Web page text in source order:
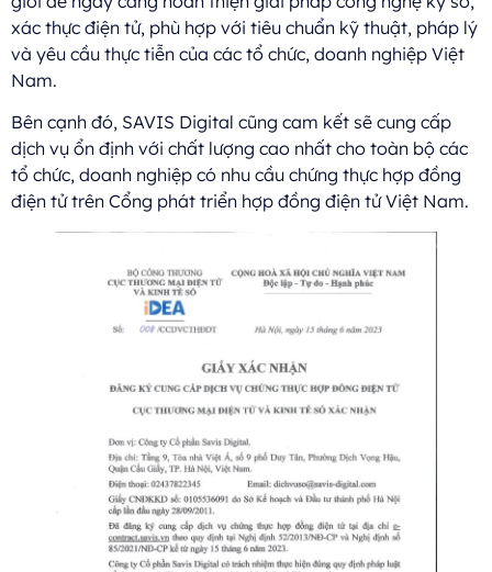
xác thực điện tử, phù hợp với tiêu chuẩn kỹ thuật, pháp lý
và yêu cầu thực tiễn của các tổ chức, doanh nghiệp Việt
Nam.
Bên cạnh đó, SAVIS Digital cũng cam kết sẽ cung cấp
dịch vụ ổn định với chất lượng cao nhất cho toàn bộ các
tổ chức, doanh nghiệp có nhu cầu chứng thực hợp đồng
điện tử trên Cổng phát triển hợp đồng điện tử Việt Nam.